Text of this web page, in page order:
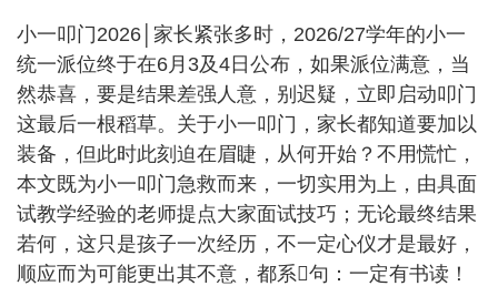
小一叩门2026│家长紧张多时，2026/27学年的小一
统一派位终于在6月3及4日公布，如果派位满意，当
然恭喜，要是结果差强人意，别迟疑，立即启动叩门
这最后一根稻草。关于小一叩门，家长都知道要加以
装备，但此时此刻迫在眉睫，从何开始？不用慌忙，
本文既为小一叩门急救而来，一切实用为上，由具面
试教学经验的老师提点大家面试技巧；无论最终结果
若何，这只是孩子一次经历，不一定心仪才是最好，
顺应而为可能更出其不意，都系𠮶句：一定有书读！